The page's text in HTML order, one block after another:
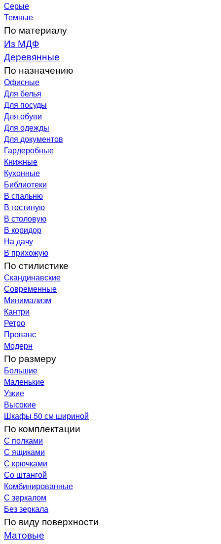
Серые
Темные
По материалу
Из МДФ
Деревянные
По назначению
Офисные
Для белья
Для посуды
Для обуви
Для одежды
Для документов
Гардеробные
Книжные
Кухонные
Библиотеки
В спальню
В гостиную
В столовую
В коридор
На дачу
В прихожую
По стилистике
Скандинавские
Современные
Минимализм
Кантри
Ретро
Прованс
Модерн
По размеру
Большие
Маленькие
Узкие
Высокие
Шкафы 50 см шириной
По комплектации
С полками
С ящиками
С крючками
Со штангой
Комбинированные
С зеркалом
Без зеркала
По виду поверхности
Матовые